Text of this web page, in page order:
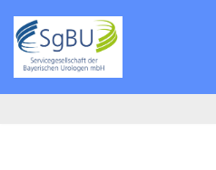
Zum
Inhalt
springen